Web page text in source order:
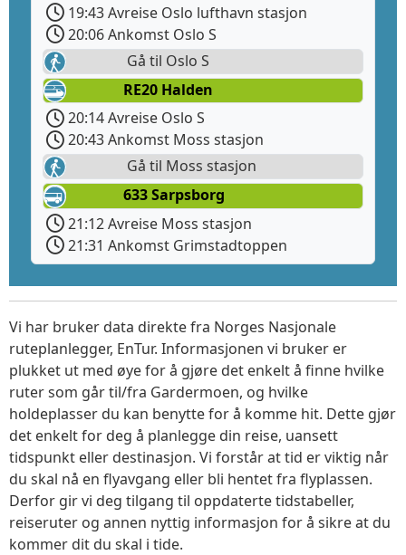
19:43 Avreise Oslo lufthavn stasjon
20:06 Ankomst Oslo S
Gå til Oslo S
RE20 Halden
20:14 Avreise Oslo S
20:43 Ankomst Moss stasjon
Gå til Moss stasjon
633 Sarpsborg
21:12 Avreise Moss stasjon
21:31 Ankomst Grimstadtoppen
Vi har bruker data direkte fra Norges Nasjonale
ruteplanlegger, EnTur. Informasjonen vi bruker er
plukket ut med øye for å gjøre det enkelt å finne hvilke
ruter som går til/fra Gardermoen, og hvilke
holdeplasser du kan benytte for å komme hit. Dette gjør
det enkelt for deg å planlegge din reise, uansett
tidspunkt eller destinasjon. Vi forstår at tid er viktig når
du skal nå en flyavgang eller bli hentet fra flyplassen.
Derfor gir vi deg tilgang til oppdaterte tidstabeller,
reiseruter og annen nyttig informasjon for å sikre at du
kommer dit du skal i tide.